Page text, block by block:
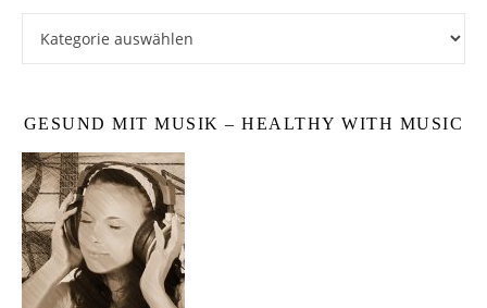
GESUND MIT MUSIK – HEALTHY WITH MUSIC